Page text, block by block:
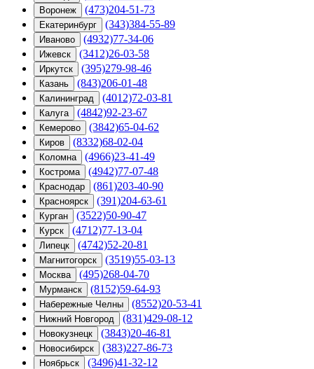
Воронеж (473)204-51-73
Екатеринбург (343)384-55-89
Иваново (4932)77-34-06
Ижевск (3412)26-03-58
Иркутск (395)279-98-46
Казань (843)206-01-48
Калининград (4012)72-03-81
Калуга (4842)92-23-67
Кемерово (3842)65-04-62
Киров (8332)68-02-04
Коломна (4966)23-41-49
Кострома (4942)77-07-48
Краснодар (861)203-40-90
Красноярск (391)204-63-61
Курган (3522)50-90-47
Курск (4712)77-13-04
Липецк (4742)52-20-81
Магнитогорск (3519)55-03-13
Москва (495)268-04-70
Мурманск (8152)59-64-93
Набережные Челны (8552)20-53-41
Нижний Новгород (831)429-08-12
Новокузнецк (3843)20-46-81
Новосибирск (383)227-86-73
Ноябрьск (3496)41-32-12